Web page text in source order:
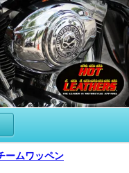
ームワッペン